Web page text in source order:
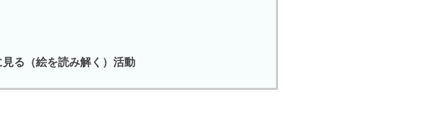
る（絵を読み解く）活動